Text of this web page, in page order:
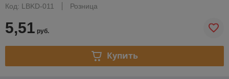
Код: LBKD-011
Розница
5,51 руб.
Купить